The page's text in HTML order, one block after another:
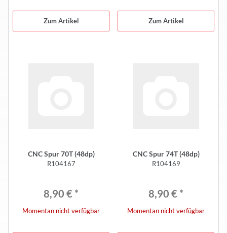
Zum Artikel Zum Artikel
CNC Spur 70T (48dp)
R104167
8,90 € *
Momentan nicht verfügbar
CNC Spur 74T (48dp)
R104169
8,90 € *
Momentan nicht verfügbar